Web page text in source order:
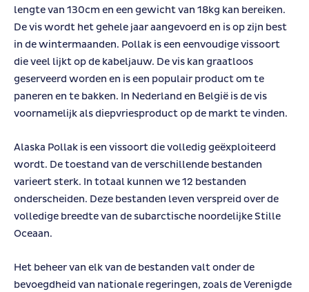
lengte van 130cm en een gewicht van 18kg kan bereiken.
De vis wordt het gehele jaar aangevoerd en is op zijn best
in de wintermaanden. Pollak is een eenvoudige vissoort
die veel lijkt op de kabeljauw. De vis kan graatloos
geserveerd worden en is een populair product om te
paneren en te bakken. In Nederland en België is de vis
voornamelijk als diepvriesproduct op de markt te vinden.
Alaska Pollak is een vissoort die volledig geëxploiteerd
wordt. De toestand van de verschillende bestanden
varieert sterk. In totaal kunnen we 12 bestanden
onderscheiden. Deze bestanden leven verspreid over de
volledige breedte van de subarctische noordelijke Stille
Oceaan.
Het beheer van elk van de bestanden valt onder de
bevoegdheid van nationale regeringen, zoals de Verenigde